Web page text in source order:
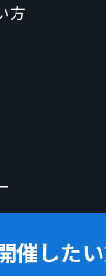
方
催した